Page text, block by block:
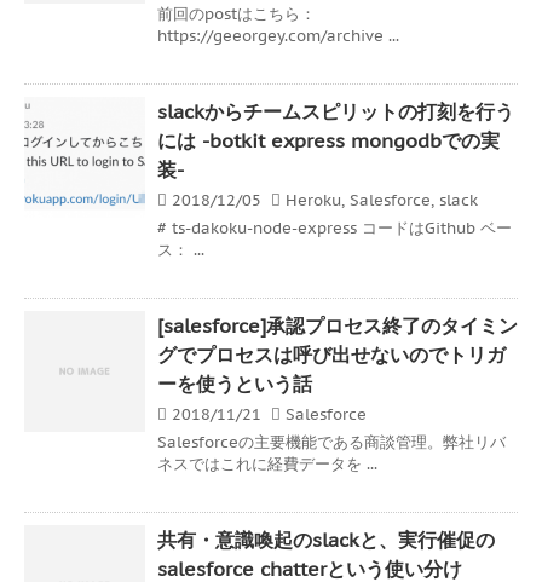
前回のpostはこちら：
https://geeorgey.com/archive ...
slackからチームスピリットの打刻を行う
には -botkit express mongodbでの実
装-
2018/12/05 Heroku, Salesforce, slack
# ts-dakoku-node-express コードはGithub ベー
ス： ...
[salesforce]承認プロセス終了のタイミン
グでプロセスは呼び出せないのでトリガ
ーを使うという話
2018/11/21
Salesforce
Salesforceの主要機能である商談管理。弊社リバ
ネスではこれに経費データを ...
共有・意識喚起のslackと、実行催促の
salesforce chatterという使い分け